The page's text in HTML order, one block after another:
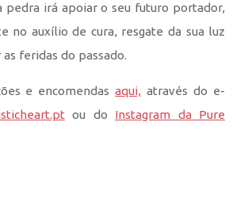
pedra irá apoiar o seu futuro portador,
no auxílio de cura, resgate da sua luz
feridas do passado.
e encomendasaqui, através do e-
ou do Instagram da Pure